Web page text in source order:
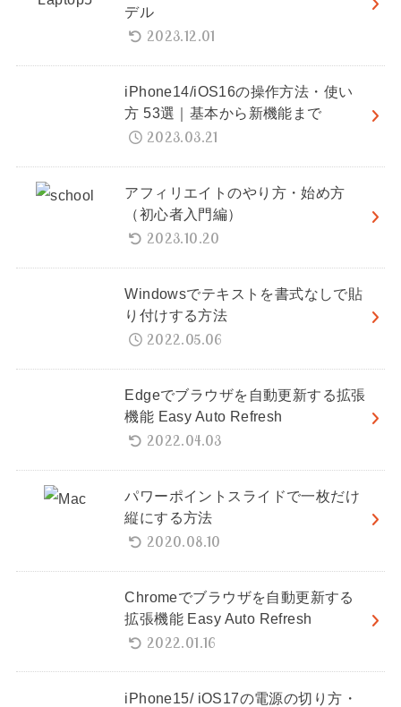
デル
2023.12.01
iPhone14/iOS16の操作方法・使い
方 53選｜基本から新機能まで
2023.03.21
アフィリエイトのやり方・始め方
（初心者入門編）
2023.10.20
Windowsでテキストを書式なしで貼
り付けする方法
2022.05.06
Edgeでブラウザを自動更新する拡張
機能 Easy Auto Refresh
2022.04.03
パワーポイントスライドで一枚だけ
縦にする方法
2020.08.10
Chromeでブラウザを自動更新する
拡張機能 Easy Auto Refresh
2022.01.16
iPhone15/ iOS17の電源の切り方・